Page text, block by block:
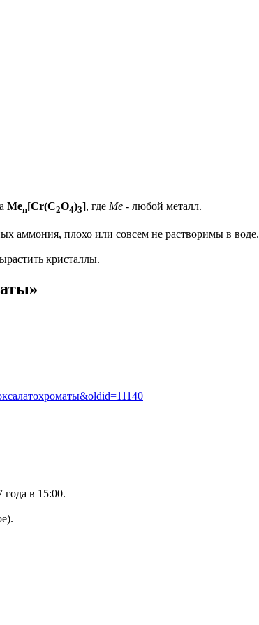
Men[Cr(C2O4)3], где Me - любой металл.
аммония, плохо или совсем не растворимы в воде.
кристаллы.
года в 15:00.